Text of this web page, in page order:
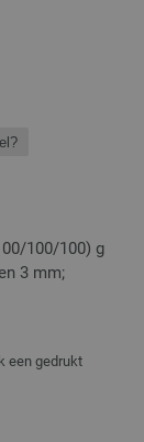
100/100) g
3 mm;
een gedrukt